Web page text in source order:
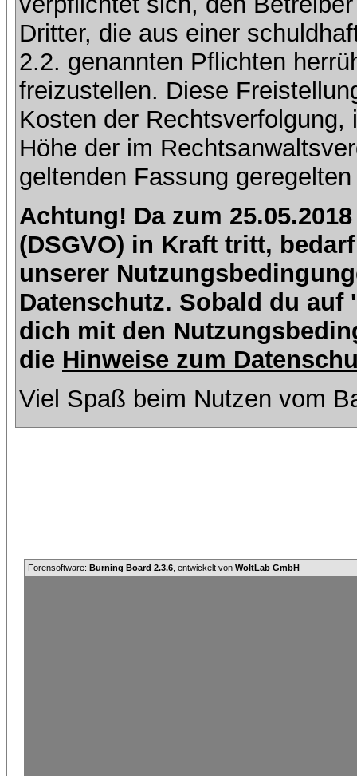
Dritter, die aus einer
2.2. genannten Pflichten
freizustellen. Diese
Kosten der
Höhe der im
geltenden Fassung
Achtung! Da zum
(DSGVO) in Kraft tritt,
unserer
Datenschutz. Sobald du
dich mit den
die Hinweise zum
Viel Spaß beim Nutzen vom
Forensoftware: Burning Board 2.3.6 , entwickelt von WoltLab GmbH